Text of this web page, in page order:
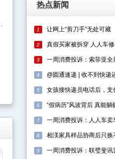
热点新闻
1 让网上“剪刀手”无处可藏
2 真假买家被拆穿 人人车修
3 一周消费投诉：索菲亚全
4 @圆通速递 | 收不到快
5 女孩接快递员电话后，
6 “假病历”风波背后 真能躺
7 一周消费投诉：人人车
8 相渼家具样品协商后只换
9 一周消费投诉：联璧斐